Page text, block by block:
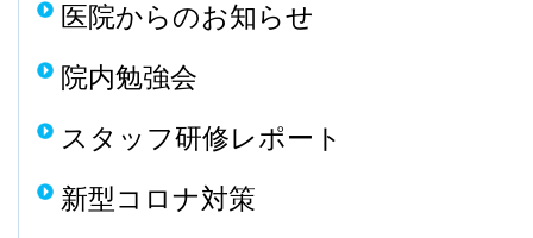
医院からのお知らせ
院内勉強会
スタッフ研修レポート
新型コロナ対策